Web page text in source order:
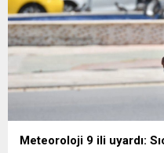
Meteoroloji 9 ili uyardı: